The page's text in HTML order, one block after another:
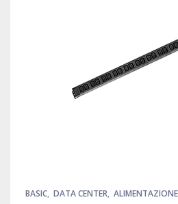
BASIC, DATA CENTER,